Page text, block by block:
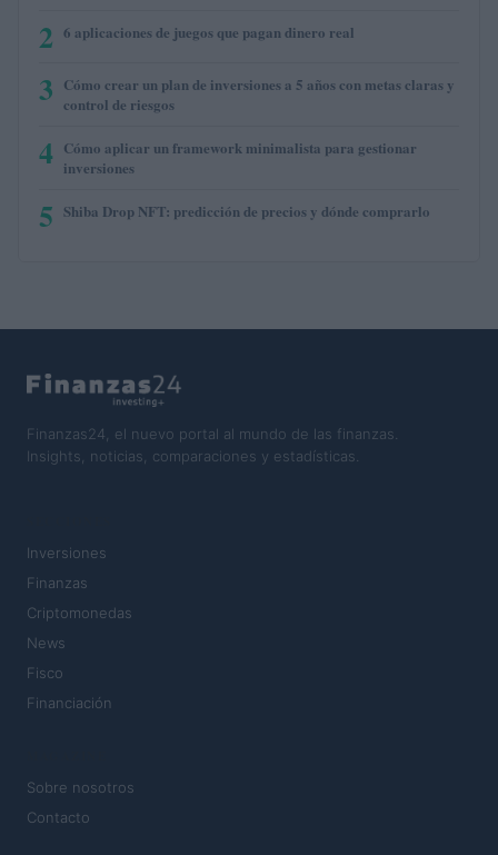
2 6 aplicaciones de juegos que pagan dinero real
3 Cómo crear un plan de inversiones a 5 años con metas claras y
control de riesgos
4 Cómo aplicar un framework minimalista para gestionar
inversiones
5 Shiba Drop NFT: predicción de precios y dónde comprarlo
Finanzas24, el nuevo portal al mundo de las finanzas.
Insights, noticias, comparaciones y estadísticas.
Inversiones
Finanzas
Criptomonedas
News
Fisco
Financiación
Sobre nosotros
Contacto